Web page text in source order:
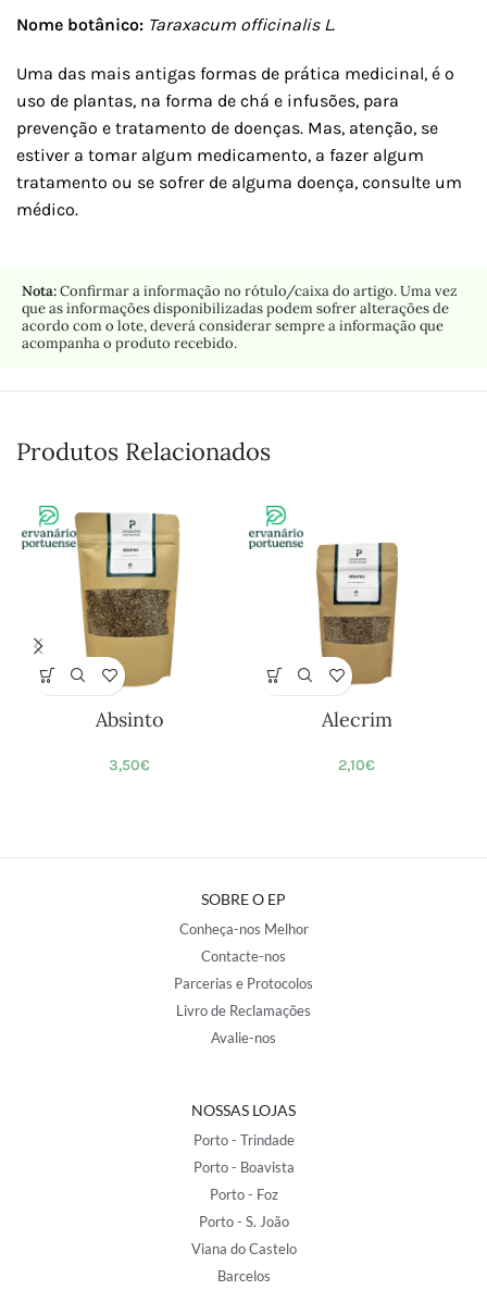
Nome botânico: Taraxacum officinalis L.
Uma das mais antigas formas de prática medicinal, é o
uso de plantas, na forma de chá e infusões, para
prevenção e tratamento de doenças. Mas, atenção, se
estiver a tomar algum medicamento, a fazer algum
tratamento ou se sofrer de alguma doença, consulte um
médico.
Nota:Confirmar a informação no rótulo/caixa do artigo. Uma vez
que as informações disponibilizadas podem sofrer alterações de
acordo com o lote, deverá considerar sempre a informação que
acompanha o produto recebido.
Produtos Relacionados
Absinto
3,50€
Alecrim
2,10€
SOBRE O EP
Conheça-nos Melhor
Contacte-nos
Parcerias e Protocolos
Livro de Reclamações
Avalie-nos
NOSSAS LOJAS
Porto - Trindade
Porto - Boavista
Porto - Foz
Porto - S. João
Viana do Castelo
Barcelos